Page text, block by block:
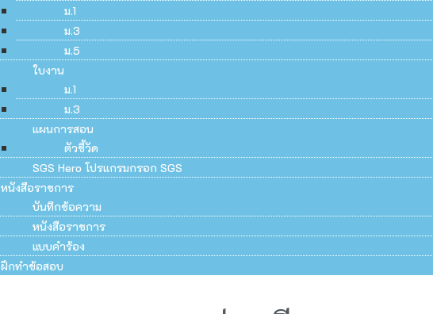
ม.1
ม.3
ม.5
ใบงาน
ม.1
ม.3
แผนการสอน
ตัวชี้วัด
SGS Hero โปรแกรมกรอก SGS
หนังสือราชการ
บันทึกข้อความ
หนังสือราชการ
แบบคำร้อง
ฝึกทำข้อสอบ